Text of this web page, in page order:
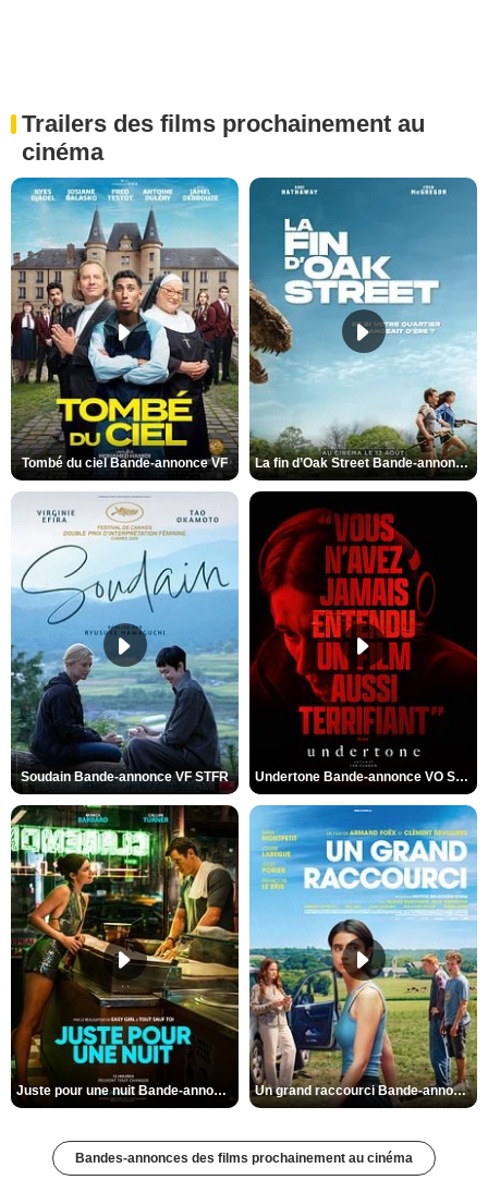
Trailers des films prochainement au
cinéma
Tombé du ciel Bande-annonce VF La fin d’Oak Street Bande-annonce VO STFR
Soudain Bande-annonce VF STFR Undertone Bande-annonce VO STFR
Juste pour une nuit Bande-annonce VO STFR Un grand raccourci Bande-annonce VF
Bandes-annonces des films prochainement au cinéma